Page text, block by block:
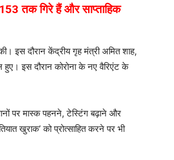
तक गिरे हैं और साप्ताहिक
इस दौरान केंद्रीय गृह मंत्री अमित शाह,
हुए। इस दौरान कोरोना के नए वैरिएंट के
पर मास्क पहनने, टेस्टिंग बढ़ाने और
खुराक’ को प्रोत्साहित करने पर भी